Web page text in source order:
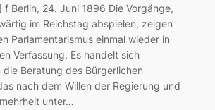
f Berlin, 24. Juni 1896 Die Vorgänge,
im Reichstag abspielen, zeigen
Parlamentarismus einmal wieder in
Verfassung. Es handelt sich
Beratung des Bürgerlichen
nach dem Willen der Regierung und
unter…